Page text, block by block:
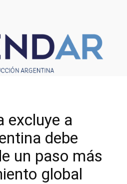
excluye a
debe
un paso más
global